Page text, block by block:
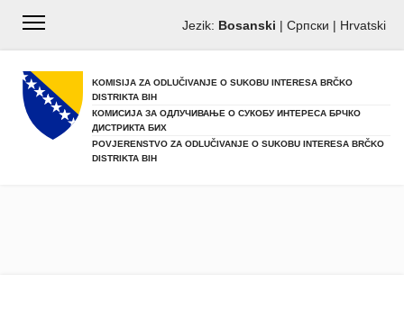
Jezik: Bosanski | Српски | Hrvatski
KOMISIJA ZA ODLUČIVANJE O SUKOBU INTERESA BRČKO
DISTRIKTA BIH
КОМИСИЈА ЗА ОДЛУЧИВАЊЕ О СУКОБУ ИНТЕРЕСА БРЧКО
ДИСТРИКТА БИХ
POVJERENSTVO ZA ODLUČIVANJE O SUKOBU INTERESA BRČKO
DISTRIKTA BIH